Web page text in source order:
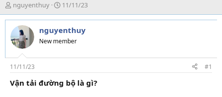
T
h
r
e
a
d
s
t
a
r
nguyenthuy
N
g
à
y
g
i
11/11/23
nguyenthuy
New member
11/11/23 #1
Vận tải đường bộ là gì?